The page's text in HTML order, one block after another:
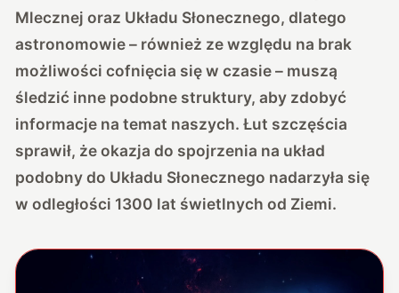
Mlecznej oraz Układu Słonecznego, dlatego
astronomowie – również ze względu na brak
możliwości cofnięcia się w czasie – muszą
śledzić inne podobne struktury, aby zdobyć
informacje na temat naszych. Łut szczęścia
sprawił, że okazja do spojrzenia na układ
podobny do Układu Słonecznego nadarzyła się
w odległości 1300 lat świetlnych od Ziemi.